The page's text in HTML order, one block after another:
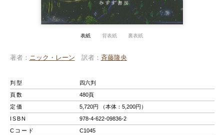
表紙 背表紙 裏表紙
著者 ニック・レーン 訳者 斉藤隆央
判型
四六判
頁数
480頁
定価
5,720円 （本体：5,200円）
ISBN
978-4-622-09836-2
Cコード
C1045